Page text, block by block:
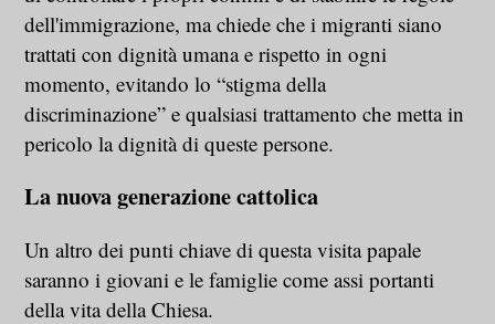
dell'immigrazione, ma chiede che i migranti siano
trattati con dignità umana e rispetto in ogni
momento, evitando lo “stigma della
discriminazione” e qualsiasi trattamento che metta in
pericolo la dignità di queste persone.
La nuova generazione cattolica
Un altro dei punti chiave di questa visita papale
saranno i giovani e le famiglie come assi portanti
della vita della Chiesa.